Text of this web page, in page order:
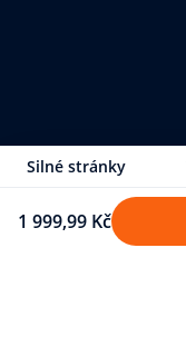
Silné stránky
1 999,99 Kč